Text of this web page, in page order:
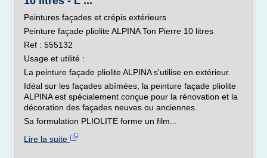
Peintures façades et crépis extérieurs
Peinture façade pliolite ALPINA Ton Pierre 10 litres
Ref : 555132
Usage et utilité :
La peinture façade pliolite ALPINA s'utilise en extérieur.
Idéal sur les façades abîmées, la peinture façade pliolite
ALPINA est spécialement conçue pour la rénovation et la
décoration des façades neuves ou anciennes.
Sa formulation PLIOLITE forme un film...
Lire la suite